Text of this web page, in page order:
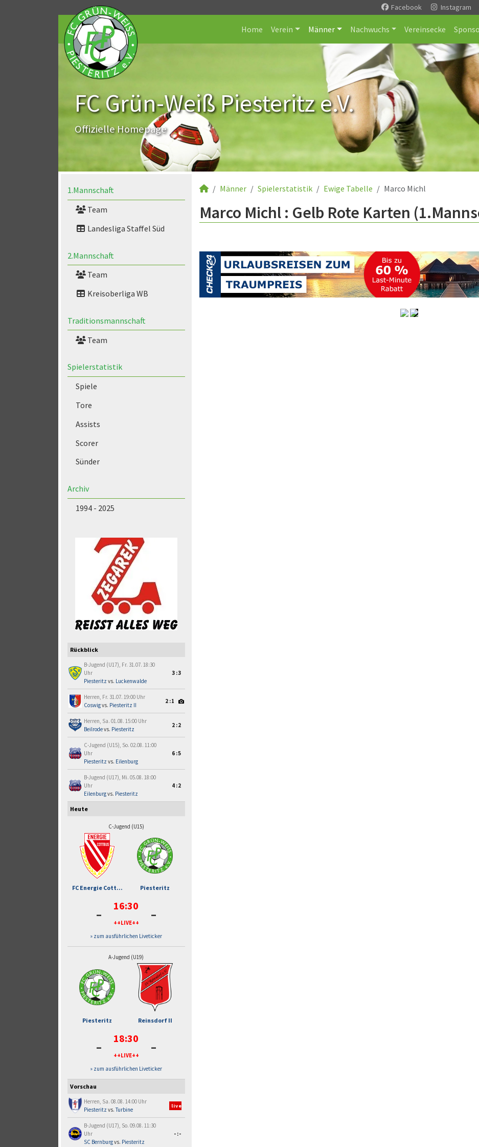
Facebook Instagram
Home Verein Männer Nachwuchs Vereinsecke
FC Grün-Weiß Piesteritz e.V.
Offizielle Homepage
1.Mannschaft
Team
Landesliga Staffel Süd
2.Mannschaft
Team
Kreisoberliga WB
Traditionsmannschaft
Team
Spielerstatistik
Spiele
Tore
Assists
Scorer
Sünder
Archiv
1994 - 2025
Rückblick
B-Jugend (U17), Fr. 31.07. 18:30
Uhr
Piesteritz vs. Luckenwalde
3:3
Herren, Fr. 31.07. 19:00 Uhr
Coswigvs. Piesteritz II
2:1
Herren, Sa. 01.08. 15:00 Uhr
Beilrodevs. Piesteritz
2:2
C-Jugend (U15), So. 02.08. 11:00
Uhr
Piesteritz vs. Eilenburg
6:5
B-Jugend (U17), Mi. 05.08. 18:00
Uhr
Eilenburgvs. Piesteritz
4:2
Heute
C-Jugend (U15)
FC Energie Cott... Piesteritz
- 16:30
++LIVE++ -
» zum ausführlichen Liveticker
A-Jugend (U19)
Piesteritz Reinsdorf II
- 18:30
++LIVE++ -
» zum ausführlichen Liveticker
Vorschau
Herren, Sa. 08.08. 14:00 Uhr
Piesteritz vs.Turbine
live
B-Jugend (U17), So. 09.08. 11:30
Uhr
SC Bernburgvs. Piesteritz
-:-
Männer Spielerstatistik Ewige Tabelle Marco Michl
Marco Michl : Gelb Rote Karten